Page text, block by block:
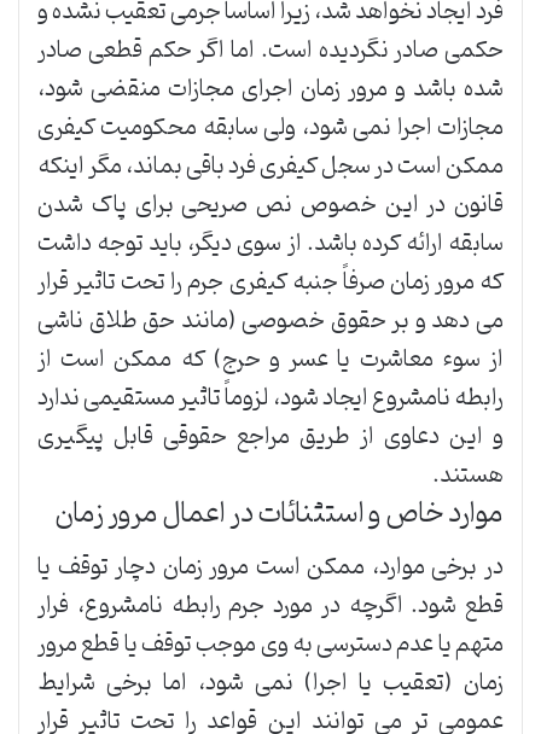
فرد ایجاد نخواهد شد، زیرا اساساً جرمی تعقیب نشده و
حکمی صادر نگردیده است. اما اگر حکم قطعی صادر
شده باشد و مرور زمان اجرای مجازات منقضی شود،
مجازات اجرا نمی شود، ولی سابقه محکومیت کیفری
ممکن است در سجل کیفری فرد باقی بماند، مگر اینکه
قانون در این خصوص نص صریحی برای پاک شدن
سابقه ارائه کرده باشد. از سوی دیگر، باید توجه داشت
که مرور زمان صرفاً جنبه کیفری جرم را تحت تاثیر قرار
می دهد و بر حقوق خصوصی (مانند حق طلاق ناشی
از سوء معاشرت یا عسر و حرج) که ممکن است از
رابطه نامشروع ایجاد شود، لزوماً تاثیر مستقیمی ندارد
و این دعاوی از طریق مراجع حقوقی قابل پیگیری
هستند.
موارد خاص و استثنائات در اعمال مرور زمان
در برخی موارد، ممکن است مرور زمان دچار توقف یا
قطع شود. اگرچه در مورد جرم رابطه نامشروع، فرار
متهم یا عدم دسترسی به وی موجب توقف یا قطع مرور
زمان (تعقیب یا اجرا) نمی شود، اما برخی شرایط
عمومی تر می توانند این قواعد را تحت تاثیر قرار